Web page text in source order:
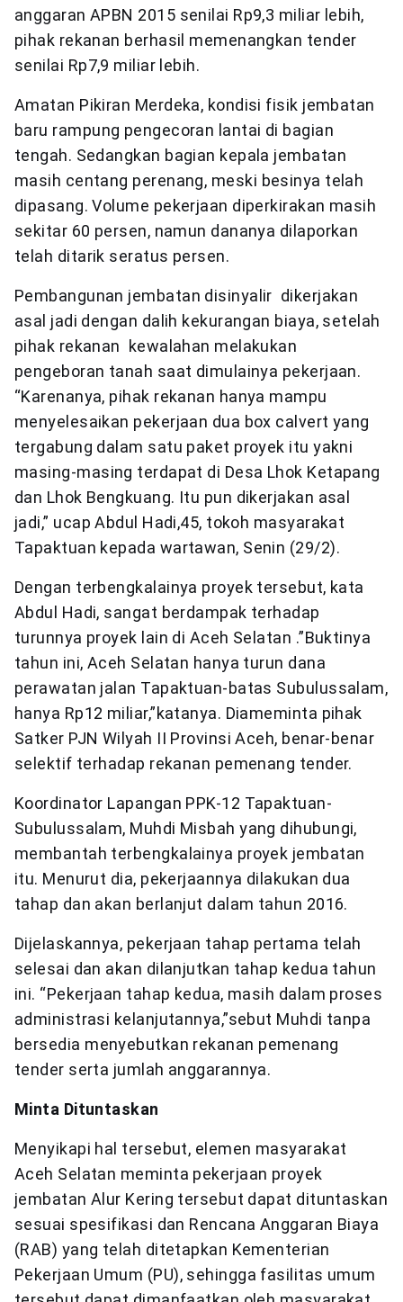
anggaran APBN 2015 senilai Rp9,3 miliar lebih,
pihak rekanan berhasil memenangkan tender
senilai Rp7,9 miliar lebih.
Amatan Pikiran Merdeka, kondisi fisik jembatan
baru rampung pengecoran lantai di bagian
tengah. Sedangkan bagian kepala jembatan
masih centang perenang, meski besinya telah
dipasang. Volume pekerjaan diperkirakan masih
sekitar 60 persen, namun dananya dilaporkan
telah ditarik seratus persen.
Pembangunan jembatan disinyalir dikerjakan
asal jadi dengan dalih kekurangan biaya, setelah
pihak rekanan kewalahan melakukan
pengeboran tanah saat dimulainya pekerjaan.
“Karenanya, pihak rekanan hanya mampu
menyelesaikan pekerjaan dua box calvert yang
tergabung dalam satu paket proyek itu yakni
masing-masing terdapat di Desa Lhok Ketapang
dan Lhok Bengkuang. Itu pun dikerjakan asal
jadi,” ucap Abdul Hadi,45, tokoh masyarakat
Tapaktuan kepada wartawan, Senin (29/2).
Dengan terbengkalainya proyek tersebut, kata
Abdul Hadi, sangat berdampak terhadap
turunnya proyek lain di Aceh Selatan .”Buktinya
tahun ini, Aceh Selatan hanya turun dana
perawatan jalan Tapaktuan-batas Subulussalam,
hanya Rp12 miliar,”katanya. Diameminta pihak
Satker PJN Wilyah II Provinsi Aceh, benar-benar
selektif terhadap rekanan pemenang tender.
Koordinator Lapangan PPK-12 Tapaktuan-
Subulussalam, Muhdi Misbah yang dihubungi,
membantah terbengkalainya proyek jembatan
itu. Menurut dia, pekerjaannya dilakukan dua
tahap dan akan berlanjut dalam tahun 2016.
Dijelaskannya, pekerjaan tahap pertama telah
selesai dan akan dilanjutkan tahap kedua tahun
ini. “Pekerjaan tahap kedua, masih dalam proses
administrasi kelanjutannya,”sebut Muhdi tanpa
bersedia menyebutkan rekanan pemenang
tender serta jumlah anggarannya.
Minta Dituntaskan
Menyikapi hal tersebut, elemen masyarakat
Aceh Selatan meminta pekerjaan proyek
jembatan Alur Kering tersebut dapat dituntaskan
sesuai spesifikasi dan Rencana Anggaran Biaya
(RAB) yang telah ditetapkan Kementerian
Pekerjaan Umum (PU), sehingga fasilitas umum